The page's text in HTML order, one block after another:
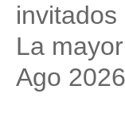
La
Ago